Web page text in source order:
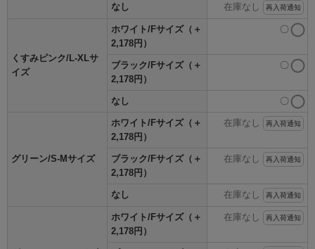
なし 在庫なし 再入荷通知
くすみピンク/L-XLサ
イズ
ホワイト/Fサイズ（＋
2,178円）
〇
ブラック/Fサイズ（＋
2,178円）
〇
なし 〇
グリーン/S-Mサイズ
ホワイト/Fサイズ（＋
2,178円）
在庫なし 再入荷通知
ブラック/Fサイズ（＋
2,178円）
在庫なし 再入荷通知
なし 在庫なし 再入荷通知
ホワイト/Fサイズ（＋
2,178円）
在庫なし 再入荷通知